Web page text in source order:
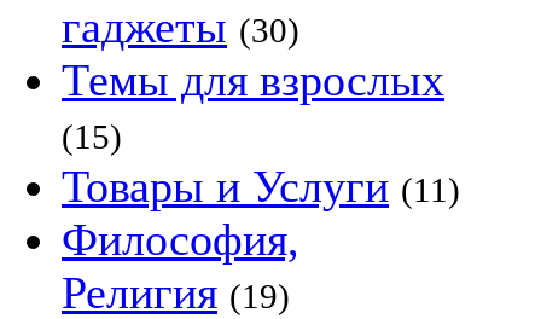
гаджеты (30)
Темы для взрослых
(15)
Товары и Услуги (11)
Философия,
Религия (19)